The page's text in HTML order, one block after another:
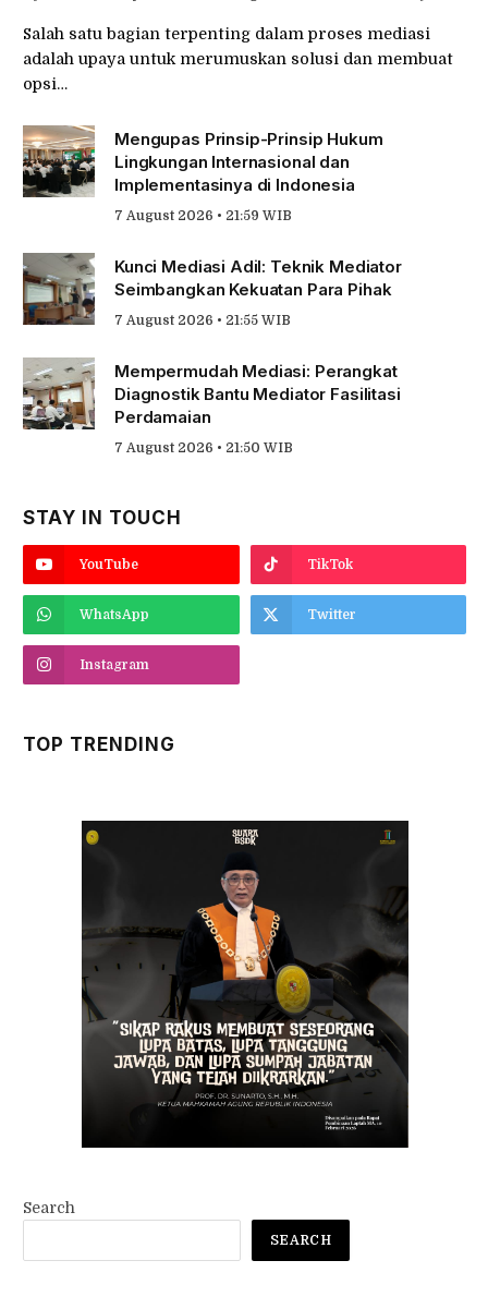
Salah satu bagian terpenting dalam proses mediasi
adalah upaya untuk merumuskan solusi dan membuat
opsi…
Mengupas Prinsip-Prinsip Hukum
Lingkungan Internasional dan
Implementasinya di Indonesia
7 August 2026 • 21:59 WIB
Kunci Mediasi Adil: Teknik Mediator
Seimbangkan Kekuatan Para Pihak
7 August 2026 • 21:55 WIB
Mempermudah Mediasi: Perangkat
Diagnostik Bantu Mediator Fasilitasi
Perdamaian
7 August 2026 • 21:50 WIB
STAY IN TOUCH
YouTube TikTok
WhatsApp Twitter
Instagram
TOP TRENDING
Search
SEARCH